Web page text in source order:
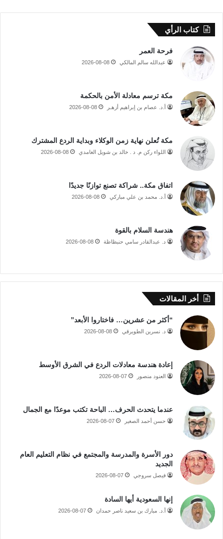
كتاب الرأي
فرحة العمر
عبدالله سالم المالكي 2026-08-08
مكة ترسم معادلة الأمن بالحكمة
أ.د. عصام بن إبراهيم أزهـر 2026-08-08
مكة تُعلن نهاية زمن الوكلاء وبداية الردع المشترك
اللواء ركن م. د . خالد بن شويل الغامدي 2026-08-08
اتفاق مكة.. شراكة تصنع توازنًا جديدًا
أ.د. محمد بن علي مباركي 2026-08-08
هندسة السلام بالقوة
د. عبدالقادر سامي حنبظاظة 2026-08-08
أخر المقالات
“أكثر من عشرين… فاختاروا الأبعد”
د. نسرين الطويرقي 2026-08-08
إعادة هندسة معادلات الردع في الشرق الأوسط
العنود منصور 2026-08-07
عندما يتحدث الحرف… الباحة تكتب موعدًا مع الجمال
حسن أحمد الصغير 2026-08-07
دور الأسرة والمدرسة والمجتمع في نظام التعليم العام
الجديد
فيصل سروجي 2026-08-07
إنها السعودية أيها السادة
أ.د. مبارك بن سعيد ناصر حمدان 2026-08-07